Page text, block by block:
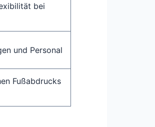
bei
und Personal
Fußabdrucks